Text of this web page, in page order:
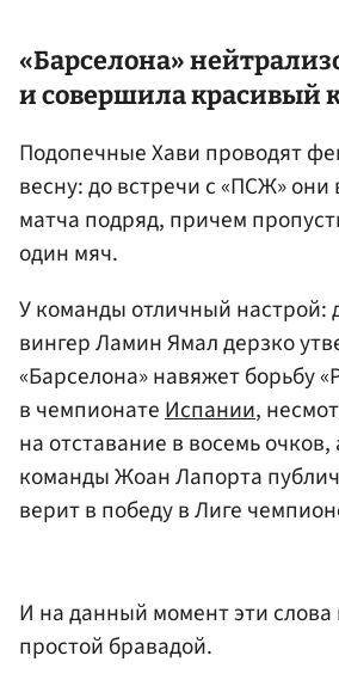
«Барселона»
и совершила красивый
Подопечные Хави проводят
весну: до встречи с «ПСЖ»
матча подряд, причем
один мяч.
У команды отличный настрой:
вингер Ламин Ямал дерзко
«Барселона» навяжет борьбу
в чемпионатеИспании,
на отставание в восемь
команды Жоан Лапорта
верит в победу в Лиге
И на данный момент эти слова
простой бравадой.